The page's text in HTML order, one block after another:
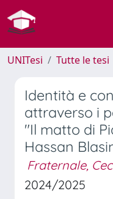
UNITesi Tutte le tesi
Identità e
attraverso i
"Il matto di
Hassan
Fraternale,
2024/2025